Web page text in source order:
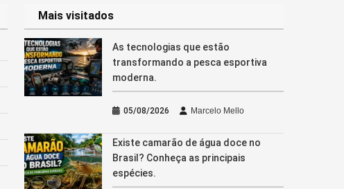
Mais visitados
As tecnologias que estão
transformando a pesca esportiva
moderna.
05/08/2026 Marcelo Mello
Existe camarão de água doce no
Brasil? Conheça as principais
espécies.